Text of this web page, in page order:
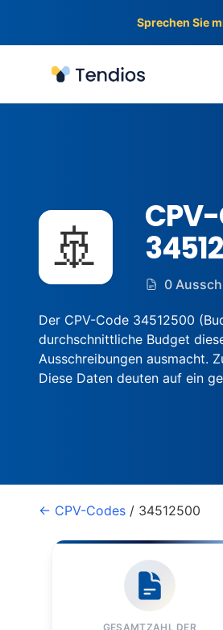
Sprechen Sie
Tendios
🚢
0
Der CPV-Code 34512500
durchschnittliche Budget
Ausschreibungen ausmacht.
Diese Daten deuten auf ein
← CPV-Codes / 34512500
GESAMTZAHL DER